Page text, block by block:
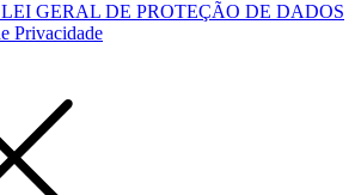
GERAL DE PROTEÇÃO DE DADOS
Privacidade